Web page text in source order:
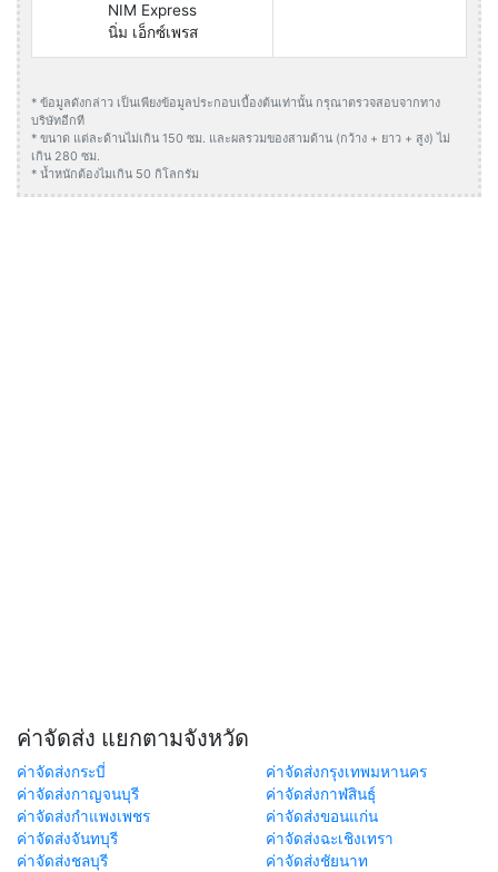
NIM Express
นิ่ม เอ็กซ์เพรส
* ข้อมูลดังกล่าว เป็นเพียงข้อมูลประกอบเบื้องต้นเท่านั้น กรุณาตรวจสอบจากทาง
บริษัทอีกที
* ขนาด แต่ละด้านไม่เกิน 150 ซม. และผลรวมของสามด้าน (กว้าง + ยาว + สูง) ไม่
เกิน 280 ซม.
* น้ำหนักต้องไมเกิน 50 กิโลกรัม
ค่าจัดส่ง แยกตามจังหวัด
ค่าจัดส่งกระบี่
ค่าจัดส่งกรุงเทพมหานคร
ค่าจัดส่งกาญจนบุรี
ค่าจัดส่งกาฬสินธุ์
ค่าจัดส่งกำแพงเพชร
ค่าจัดส่งขอนแก่น
ค่าจัดส่งจันทบุรี
ค่าจัดส่งฉะเชิงเทรา
ค่าจัดส่งชลบุรี
ค่าจัดส่งชัยนาท